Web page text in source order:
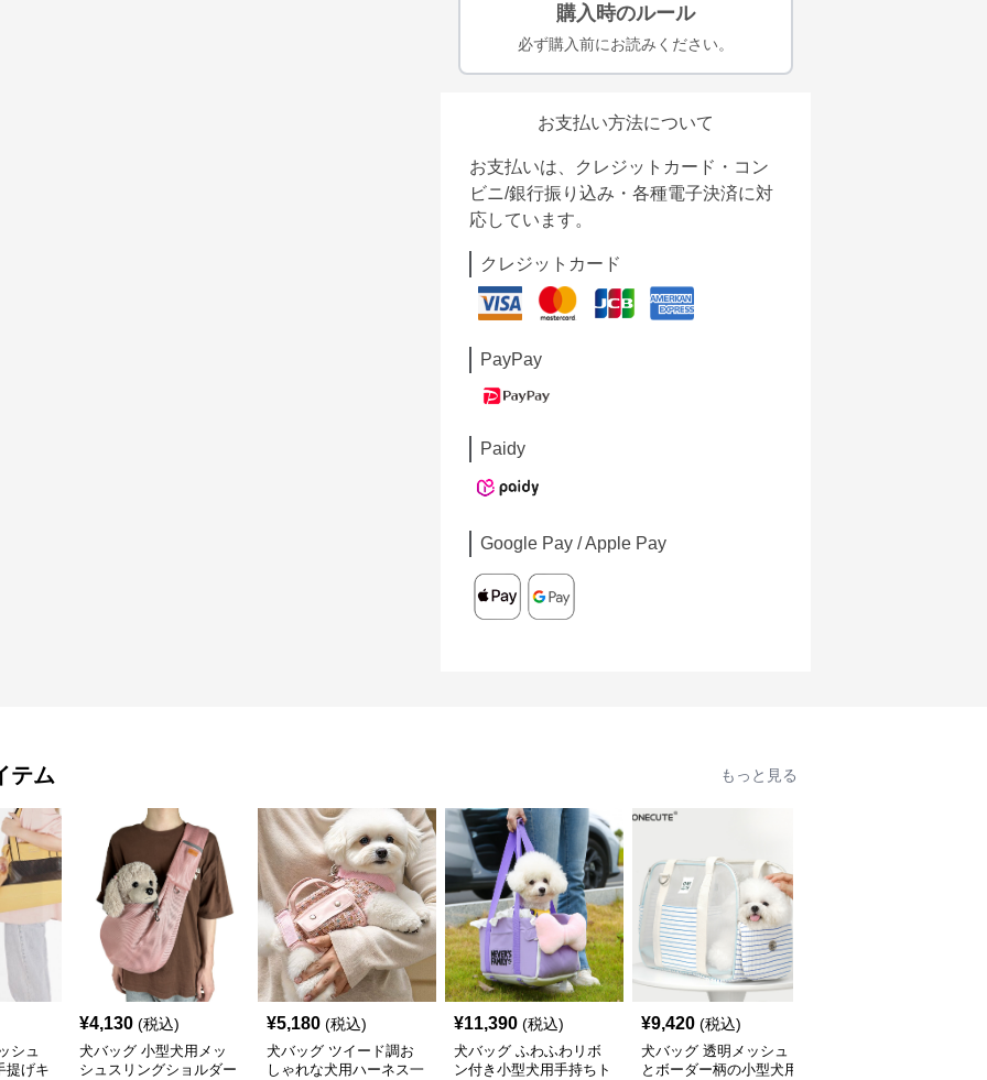
購入時のルール
必ず購入前にお読みください。
お支払い方法について
お支払いは、クレジットカード・コン
ビニ/銀行振り込み・各種電子決済に対
応しています。
クレジットカード
PayPay
Paidy
Google Pay / Apple Pay
テム もっと見る
シュ
提げキ
¥4,130 (税込)
犬バッグ 小型犬用メッ
シュスリングショルダー
¥5,180 (税込)
犬バッグ ツイード調お
しゃれな犬用ハーネス一
¥11,390 (税込)
犬バッグ ふわふわリボ
ン付き小型犬用手持ちト
¥9,420 (税込)
犬バッグ 透明メッシュ
とボーダー柄の小型犬用